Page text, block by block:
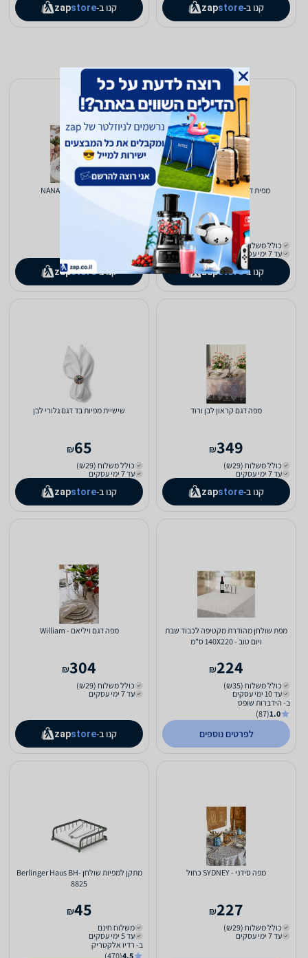
קנו ב- zapstore קנו ב- zapstore
מפית דגם פריז - PARIS שמנת
42
₪
כולל משלוח (₪29)
עד 7 ימי עסקים
קנו ב- zapstore
חבק פרפרים שחור NANA
קנו ב- zapstore
מפה דגם קראון לבן ורוד
349
₪
כולל משלוח (₪29)
עד 7 ימי עסקים
קנו ב- zapstore
שישיית מפיות בד דגם גלורי לבן
65
₪
כולל משלוח (₪29)
עד 7 ימי עסקים
קנו ב- zapstore
מפת שולחן מהודרת מקטיפה לכבוד שבת
ויום טוב - 140X220 ס"מ
224
₪
כולל משלוח (₪35)
עד 10 ימי עסקים
ב- הידברות שופס
1.0
(87)
לפרטים נוספים
מפה דגם ויליאם - William
304
₪
כולל משלוח (₪29)
עד 7 ימי עסקים
קנו ב- zapstore
מפה סידני - SYDNEY כחול
227
₪
כולל משלוח (₪29)
עד 7 ימי עסקים
מתקן למפיות שולחן Berlinger Haus BH-
8825
45
₪
משלוח חינם
עד 5 ימי עסקים
ב- רדיו אלקטריק
4.5
(470)